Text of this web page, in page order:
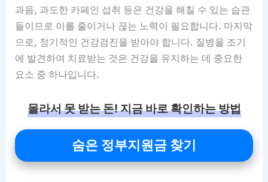
과음, 과도한 카페인 섭취 등은 건강을 해칠 수 있는 습관
들이므로 이를 줄이거나 끊는 노력이 필요합니다. 마지막
으로, 정기적인 건강검진을 받아야 합니다. 질병을 조기
에 발견하여 치료받는 것은 건강을 유지하는 데 중요한
요소 중 하나입니다.
몰라서 못 받는 돈! 지금 바로 확인하는 방법
숨은 정부지원금 찾기